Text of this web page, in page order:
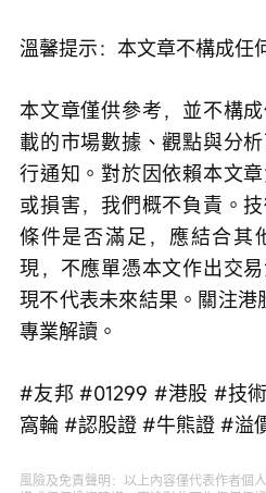
溫馨提示：本文章不構成任
本文章僅供參考，並不構
載的市場數據、觀點與分
行通知。對於因依賴本文
或損害，我們概不負責。
條件是否滿足，應結合其
現，不應單憑本文作出交
現不代表未來結果。關注港
專業解讀。
#友邦 #01299 #港股 #技
窩輪 #認股證 #牛熊證 #溢
風險及免責聲明：以上內容僅代表作者個